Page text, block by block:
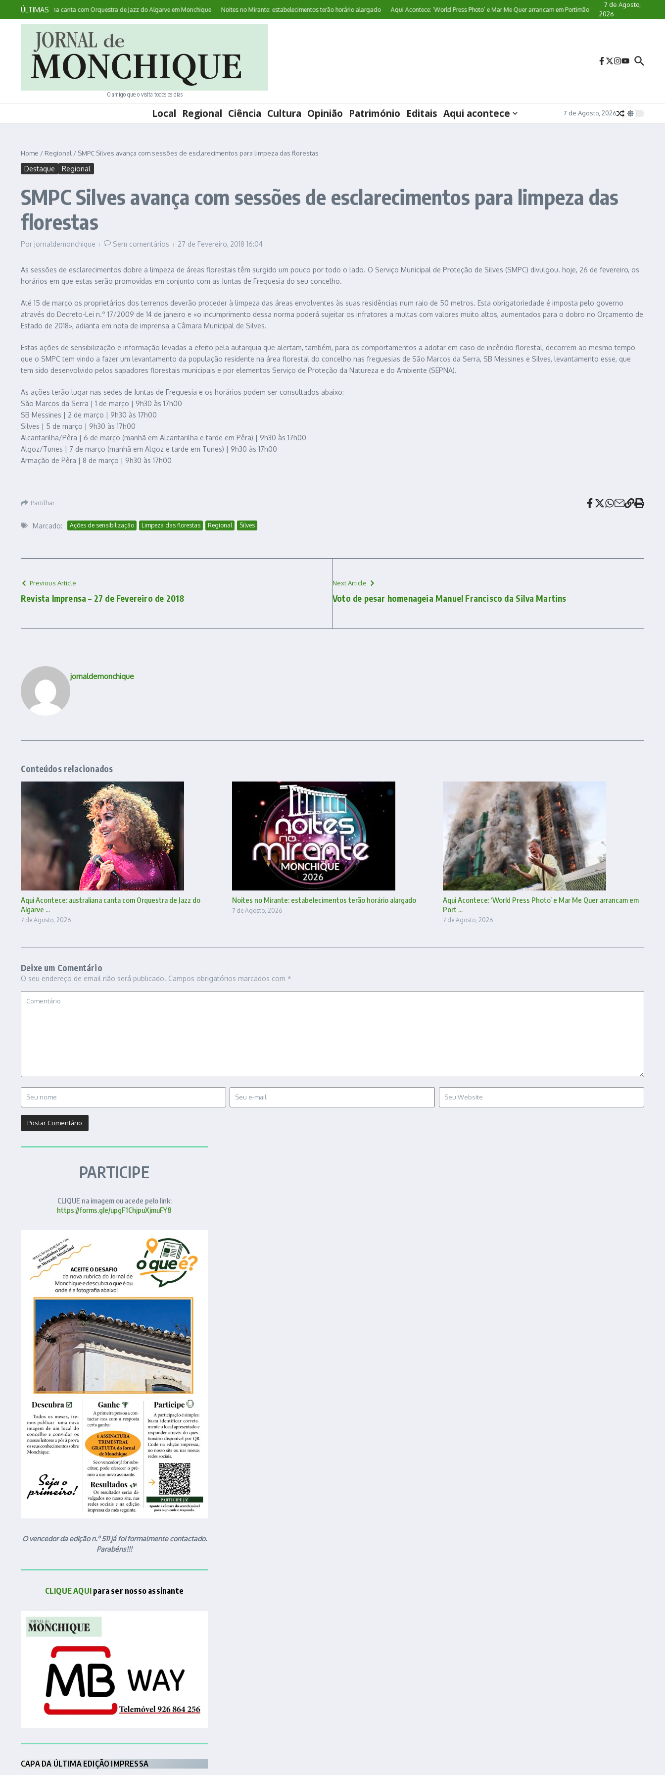
Ir para o conteúdo
ÚLTIMAS
australiana canta com Orquestra de Jazz do Algarve em Monchique Noites no Mirante: estabelecimentos terão horário alargado Aqui Acontece: ‘World Press Photo’ e Mar Me Quer arrancam em Portimão Lagoa realiza 45ª edição da
7 de Agosto,
2026
O amigo que o visita todos os dias
Local Regional Ciência Cultura Opinião Património Editais Aqui acontece 7 de Agosto, 2026
Home / Regional / SMPC Silves avança com sessões de esclarecimentos para limpeza das florestas
Destaque Regional
SMPC Silves avança com sessões de esclarecimentos para limpeza das
florestas
Por jornaldemonchique Sem comentários 27 de Fevereiro, 2018 16:04
As sessões de esclarecimentos dobre a limpeza de áreas florestais têm surgido um pouco por todo o lado. O Serviço Municipal de Proteção de Silves (SMPC) divulgou. hoje, 26 de fevereiro, os
horários em que estas serão promovidas em conjunto com as Juntas de Freguesia do seu concelho.
Até 15 de março os proprietários dos terrenos deverão proceder à limpeza das áreas envolventes às suas residências num raio de 50 metros. Esta obrigatoriedade é imposta pelo governo
através do Decreto-Lei n.º 17/2009 de 14 de janeiro e «o incumprimento dessa norma poderá sujeitar os infratores a multas com valores muito altos, aumentados para o dobro no Orçamento de
Estado de 2018», adianta em nota de imprensa a Câmara Municipal de Silves.
Estas ações de sensibilização e informação levadas a efeito pela autarquia que alertam, também, para os comportamentos a adotar em caso de incêndio florestal, decorrem ao mesmo tempo
que o SMPC tem vindo a fazer um levantamento da população residente na área florestal do concelho nas freguesias de São Marcos da Serra, SB Messines e Silves, levantamento esse, que
tem sido desenvolvido pelos sapadores florestais municipais e por elementos Serviço de Proteção da Natureza e do Ambiente (SEPNA).
As ações terão lugar nas sedes de Juntas de Freguesia e os horários podem ser consultados abaixo:
São Marcos da Serra | 1 de março | 9h30 às 17h00
SB Messines | 2 de março | 9h30 às 17h00
Silves | 5 de março | 9h30 às 17h00
Alcantarilha/Pêra | 6 de março (manhã em Alcantarilha e tarde em Pêra) | 9h30 às 17h00
Algoz/Tunes | 7 de março (manhã em Algoz e tarde em Tunes) | 9h30 às 17h00
Armação de Pêra | 8 de março | 9h30 às 17h00
Partilhar
Marcado: Ações de sensibilização Limpeza das florestas Regional Silves
Previous Article
Revista Imprensa – 27 de Fevereiro de 2018
Next Article
Voto de pesar homenageia Manuel Francisco da Silva Martins
jornaldemonchique
Conteúdos relacionados
Aqui Acontece: australiana canta com Orquestra de Jazz do
Algarve ...
7 de Agosto, 2026
Noites no Mirante: estabelecimentos terão horário alargado
7 de Agosto, 2026
Aqui Acontece: ‘World Press Photo’ e Mar Me Quer arrancam em
Port ...
7 de Agosto, 2026
Deixe um Comentário
O seu endereço de email não será publicado. Campos obrigatórios marcados com *
PARTICIPE
CLIQUE na imagem ou acede pelo link:
https://forms.gle/upgF1ChjpuXjmuFY8
O vencedor da edição n.º 511 já foi formalmente contactado.
Parabéns!!!
CLIQUE AQUI para ser nosso assinante
CAPA DA ÚLTIMA EDIÇÃO IMPRESSA